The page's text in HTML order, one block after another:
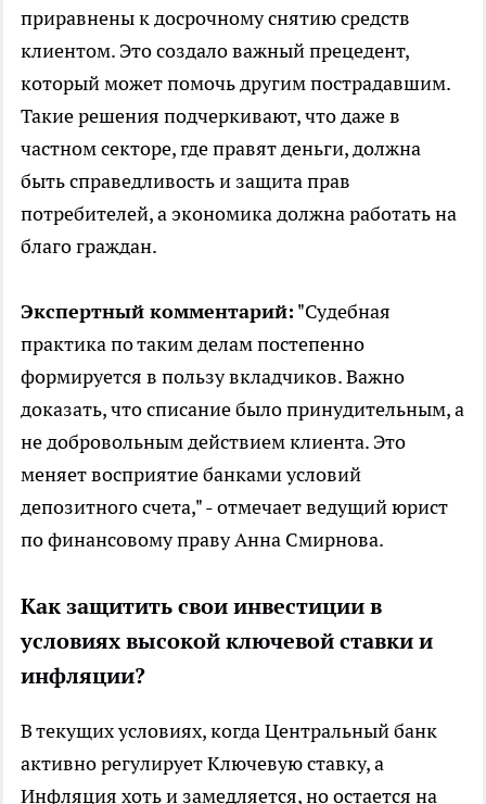
приравнены к досрочному снятию средств
клиентом. Это создало важный прецедент,
который может помочь другим пострадавшим.
Такие решения подчеркивают, что даже в
частном секторе, где правят деньги, должна
быть справедливость и защита прав
потребителей, а экономика должна работать на
благо граждан.
Экспертный комментарий: "Судебная
практика по таким делам постепенно
формируется в пользу вкладчиков. Важно
доказать, что списание было принудительным, а
не добровольным действием клиента. Это
меняет восприятие банками условий
депозитного счета," - отмечает ведущий юрист
по финансовому праву Анна Смирнова.
Как защитить свои инвестиции в
условиях высокой ключевой ставки и
инфляции?
В текущих условиях, когда Центральный банк
активно регулирует Ключевую ставку, а
Инфляция хоть и замедляется, но остается на